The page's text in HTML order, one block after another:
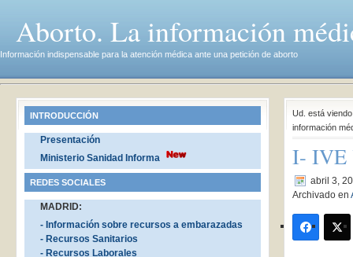
Aborto. La información
Información indispensable para la atención médica ante una petición de aborto
Ud. está
información
I- IVE
abril 3,
Archivado en
INTRODUCCIÓN
Presentación
Ministerio Sanidad Informa
REDES SOCIALES
MADRID:
- Información sobre recursos a embarazadas
- Recursos Sanitarios
- Recursos Laborales